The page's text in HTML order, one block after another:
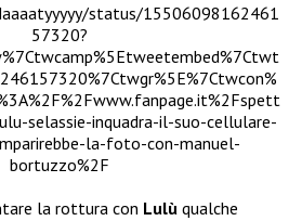
status/15506098162461
57320?
selassie-inquadra-il-suo-cellulare-
la-foto-con-manuel-
bortuzzo%2F
la rottura con Lulù qualche